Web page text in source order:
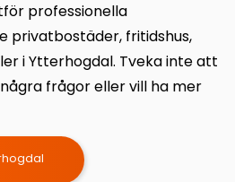
professionella
privatbostäder, fritidshus,
i Ytterhogdal. Tveka inte att
frågor eller vill ha mer